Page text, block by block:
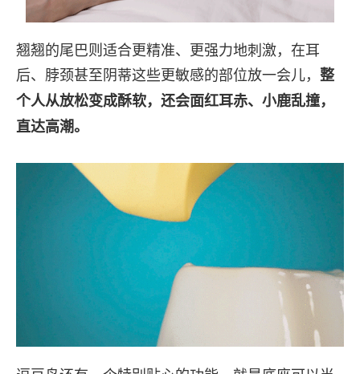
翘翘的尾巴则适合更精准、更强力地刺激，在耳
后、脖颈甚至阴蒂这些更敏感的部位放一会儿， 整
个人从放松变成酥软，还会面红耳赤、小鹿乱撞，
直达高潮。